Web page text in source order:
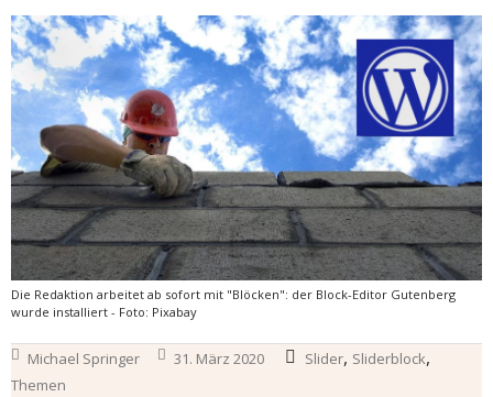
Die Redaktion arbeitet ab sofort mit "Blöcken": der Block-Editor Gutenberg
wurde installiert - Foto: Pixabay
Michael Springer 31. März 2020 Slider, Sliderblock,
Themen